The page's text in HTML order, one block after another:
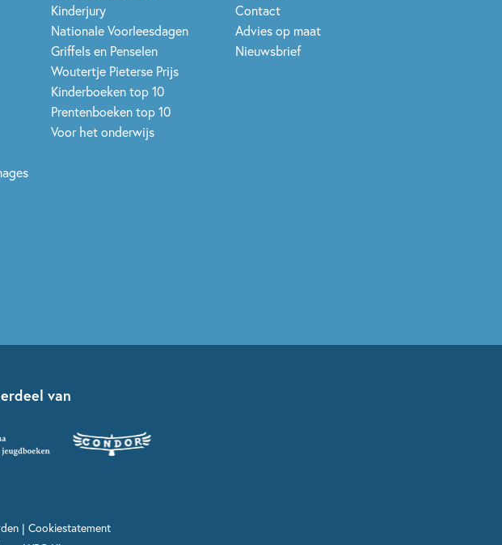
Kinderjury
Nationale Voorleesdagen
Griffels en Penselen
Woutertje Pieterse Prijs
Kinderboeken top 10
Prentenboeken top 10
Voor het onderwijs
Contact
Advies op maat
Nieuwsbrief
van
| Cookiestatement